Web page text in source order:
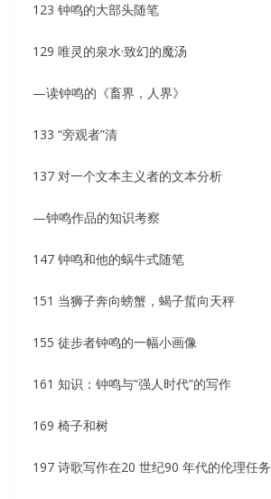
123 钟鸣的大部头随笔
129 唯灵的泉水·致幻的魔汤
—读钟鸣的《畜界，人界》
133 “旁观者”清
137 对一个文本主义者的文本分析
—钟鸣作品的知识考察
147 钟鸣和他的蜗牛式随笔
151 当狮子奔向螃蟹，蝎子蜇向天秤
155 徒步者钟鸣的一幅小画像
161 知识：钟鸣与“强人时代”的写作
169 椅子和树
197 诗歌写作在20 世纪90 年代的伦理任务